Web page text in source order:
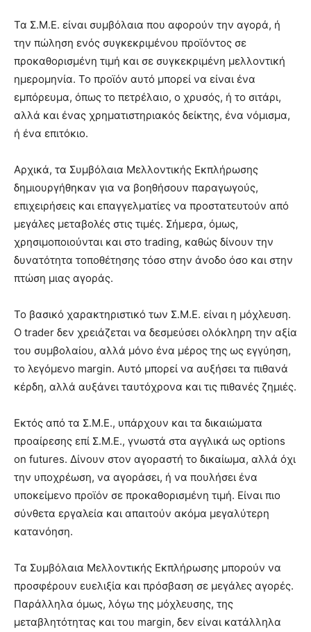
Τα Σ.Μ.Ε. είναι συμβόλαια που αφορούν την αγορά, ή
την πώληση ενός συγκεκριμένου προϊόντος σε
προκαθορισμένη τιμή και σε συγκεκριμένη μελλοντική
ημερομηνία. Το προϊόν αυτό μπορεί να είναι ένα
εμπόρευμα, όπως το πετρέλαιο, ο χρυσός, ή το σιτάρι,
αλλά και ένας χρηματιστηριακός δείκτης, ένα νόμισμα,
ή ένα επιτόκιο.
Αρχικά, τα Συμβόλαια Μελλοντικής Εκπλήρωσης
δημιουργήθηκαν για να βοηθήσουν παραγωγούς,
επιχειρήσεις και επαγγελματίες να προστατευτούν από
μεγάλες μεταβολές στις τιμές. Σήμερα, όμως,
χρησιμοποιούνται και στο trading, καθώς δίνουν την
δυνατότητα τοποθέτησης τόσο στην άνοδο όσο και στην
πτώση μιας αγοράς.
Το βασικό χαρακτηριστικό των Σ.Μ.Ε. είναι η μόχλευση.
Ο trader δεν χρειάζεται να δεσμεύσει ολόκληρη την αξία
του συμβολαίου, αλλά μόνο ένα μέρος της ως εγγύηση,
το λεγόμενο margin. Αυτό μπορεί να αυξήσει τα πιθανά
κέρδη, αλλά αυξάνει ταυτόχρονα και τις πιθανές ζημιές.
Εκτός από τα Σ.Μ.Ε., υπάρχουν και τα δικαιώματα
προαίρεσης επί Σ.Μ.Ε., γνωστά στα αγγλικά ως options
on futures. Δίνουν στον αγοραστή το δικαίωμα, αλλά όχι
την υποχρέωση, να αγοράσει, ή να πουλήσει ένα
υποκείμενο προϊόν σε προκαθορισμένη τιμή. Είναι πιο
σύνθετα εργαλεία και απαιτούν ακόμα μεγαλύτερη
κατανόηση.
Τα Συμβόλαια Μελλοντικής Εκπλήρωσης μπορούν να
προσφέρουν ευελιξία και πρόσβαση σε μεγάλες αγορές.
Παράλληλα όμως, λόγω της μόχλευσης, της
μεταβλητότητας και του margin, δεν είναι κατάλληλα